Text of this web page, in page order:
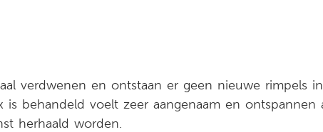
verdwenen en ontstaan er geen nieuwe rimpels
behandeld voelt zeer aangenaam en
herhaald worden.